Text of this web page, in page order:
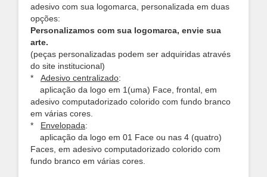
adesivo com sua logomarca, personalizada em duas
opções:
Personalizamos com sua logomarca, envie sua
arte.
(peças personalizadas podem ser adquiridas através
do site institucional)
*
Adesivo centralizado:
aplicação da logo em 1(uma) Face, frontal, em
adesivo computadorizado colorido com fundo branco
em várias cores.
*
Envelopada:
aplicação da logo em 01 Face ou nas 4 (quatro)
Faces, em adesivo computadorizado colorido com
fundo branco em várias cores.